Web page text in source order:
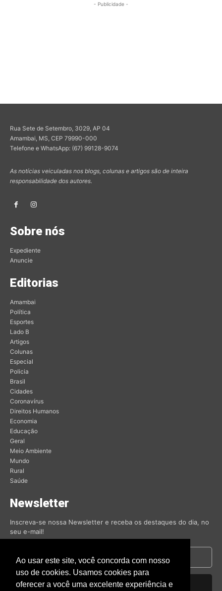
- Publicidade -
Rua Sete de Setembro, 3029, AP 04
Amambai, MS, CEP 79990-000
Telefone e WhatsApp: (67) 99128-9074
As notícias veiculadas nos blogs, colunas e artigos são de inteira
responsabilidade dos autores.
Sobre nós
Expediente
Anuncie
Editorias
Amambai
Política
Esportes
Lado B
Artigos
Colunas
Especial
Policia
Brasil
Cidades
Coronavírus
Direitos Humanos
Economia
Educação
Geral
Meio Ambiente
Mundo
Rural
Saúde
Newsletter
Inscreva-se nossa Newsletter e receba os destaques do dia, no
seu e-mail!
Inscrever-se
Ao usar este site, você concorda com nosso
uso de cookies. Usamos cookies para
oferecer a você uma excelente experiência e